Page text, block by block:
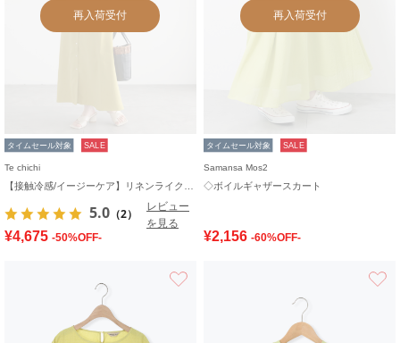
再入荷受付
タイムセール対象 SALE
Te chichi
5.0 （2）
レビュー
を見る
¥4,675 -50%OFF-
再入荷受付
タイムセール対象 SALE
Samansa Mos2
◇ボイルギャザースカート
¥2,156 -60%OFF-